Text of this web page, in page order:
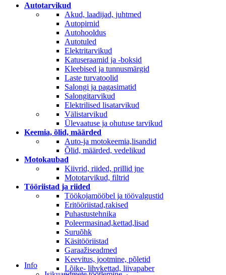
Autotarvikud
Akud, laadijad, juhtmed
Autopirnid
Autohooldus
Autotuled
Elektritarvikud
Katuseraamid ja -boksid
Kleebised ja tunnusmärgid
Laste turvatoolid
Salongi ja pagasimatid
Salongitarvikud
Elektrilised lisatarvikud
Välistarvikud
Ülevaatuse ja ohutuse tarvikud
Keemia, õlid, määrded
Auto-ja motokeemia,lisandid
Õlid, määrded, vedelikud
Motokaubad
Kiivrid, riided, prillid jne
Mototarvikud, filtrid
Tööriistad ja riided
Töökojamööbel ja töövalgustid
Eritööriistad,rakised
Puhastustehnika
Poleermasinad,kettad,lisad
Suruõhk
Käsitööriistad
Garaažiseadmed
Keevitus, jootmine, põletid
Lõike- lihvkettad, liivapaber
Info